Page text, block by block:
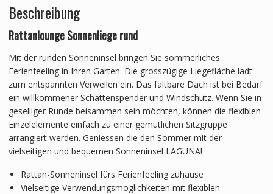
Beschreibung
Rattanlounge Sonnenliege rund
Mit der runden Sonneninsel bringen Sie sommerliches
Ferienfeeling in Ihren Garten. Die grosszügige Liegefläche lädt
zum entspannten Verweilen ein. Das faltbare Dach ist bei Bedarf
ein willkommener Schattenspender und Windschutz. Wenn Sie in
geselliger Runde beisammen sein möchten, können die flexiblen
Einzelelemente einfach zu einer gemütlichen Sitzgruppe
arrangiert werden. Geniessen die den Sommer mit der
vielseitigen und bequemen Sonneninsel LAGUNA!
Rattan-Sonneninsel fürs Ferienfeeling zuhause
Vielseitige Verwendungsmöglichkeiten mit flexiblen